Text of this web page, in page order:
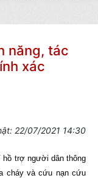
năng, tác
xác
22/07/2021 14:30
hồ trợ người dân thông
cháy và cứu nạn cứu